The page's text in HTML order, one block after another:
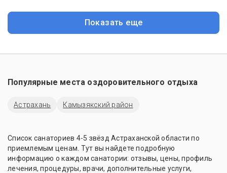
Показать еще
Популярные места оздоровительного отдыха
Астрахань Камызякский район
Список санаториев 4-5 звёзд Астраханской области по
приемлемым ценам. Тут вы найдете подробную
информацию о каждом санатории: отзывы, цены, профиль
лечения, процедуры, врачи, дополнительные услуги,